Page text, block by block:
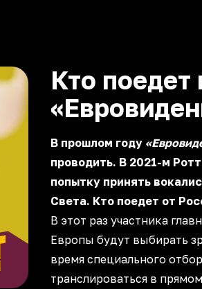
Кто поедет
В прошлом году
проводить. В 2021-м
попытку принять
Света. Кто поедет от
В этот раз участника
Европы будут выбирать
время специального
транслироваться в